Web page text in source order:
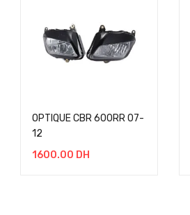
OPTIQUE CBR 600RR 07-
12
1600.00 DH